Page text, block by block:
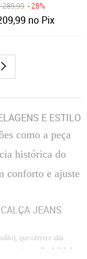
289,99 - 28%
no Pix
E ESTILO
como a peça
histórica do
conforto e ajuste
JEANS
que oferece alta
flexibilidade e